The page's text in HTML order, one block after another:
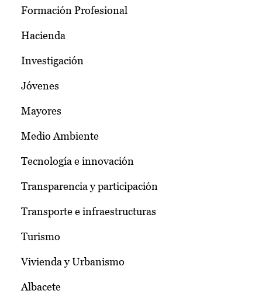
Formación Profesional
Hacienda
Investigación
Jóvenes
Mayores
Medio Ambiente
Tecnología e innovación
Transparencia y participación
Transporte e infraestructuras
Turismo
Vivienda y Urbanismo
Albacete